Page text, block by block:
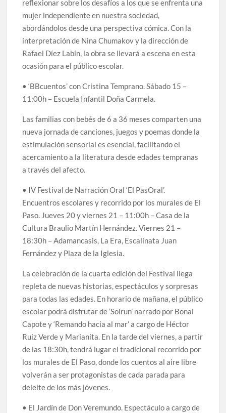
reflexionar sobre los desafíos a los que se enfrenta una
mujer independiente en nuestra sociedad,
abordándolos desde una perspectiva cómica. Con la
interpretación de Nina Chumakov y la dirección de
Rafael Díez Labín, la obra se llevará a escena en esta
ocasión para el público escolar.
• ‘BBcuentos’ con Cristina Temprano. Sábado 15 –
11:00h – Escuela Infantil Doña Carmela.
Las familias con bebés de 6 a 36 meses comparten una
nueva jornada de canciones, juegos y poemas donde la
estimulación sensorial es esencial, facilitando el
acercamiento a la literatura desde edades tempranas
a través del afecto.
• IV Festival de Narración Oral ‘El PasOral’.
Encuentros escolares y recorrido por los murales de El
Paso. Jueves 20 y viernes 21 – 11:00h – Casa de la
Cultura Braulio Martín Hernández. Viernes 21 –
18:30h – Adamancasis, La Era, Escalinata Juan
Fernández y Plaza de la Iglesia.
La celebración de la cuarta edición del Festival llega
repleta de nuevas historias, espectáculos y sorpresas
para todas las edades. En horario de mañana, el público
escolar podrá disfrutar de ‘Solrun’ narrado por Bonai
Capote y ‘Remando hacia al mar’ a cargo de Héctor
Ruiz Verde y Marianita. En la tarde del viernes, a partir
de las 18:30h, tendrá lugar el tradicional recorrido por
los murales de El Paso, donde los cuentos al aire libre
volverán a ser protagonistas de cada parada para
deleite de los más jóvenes.
• El Jardín de Don Veremundo. Espectáculo a cargo de